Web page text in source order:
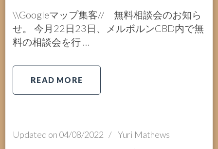
\\Googleマップ集客// 無料相談会のお知ら
せ。 今月22日23日、メルボルンCBD内で無
料の相談会を行 …
READ MORE
Updated on 04/08/2022 / Yuri Mathews